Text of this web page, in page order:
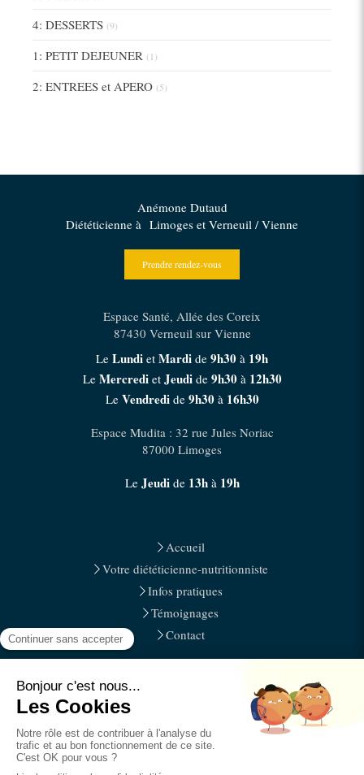
4: DESSERTS (9)
1: PETIT DEJEUNER (1)
2: ENTREES et APERO (5)
Anémone Dutaud
Diététicienne à Limoges et Verneuil / Vienne
Prendre rendez-vous
Espace Santé, Allée des Coreix
87430 Verneuil sur Vienne
Le Lundi et Mardi de 9h30 à 19h
Le Mercrediet Jeudide 9h30à 12h30
Le Vendredide 9h30à 16h30
Espace Mudita : 32 rue Jules Noriac
87000 Limoges
Le Jeudide 13hà 19h
Accueil
Votre diététicienne-nutritionniste
Infos pratiques
Témoignages
Contact